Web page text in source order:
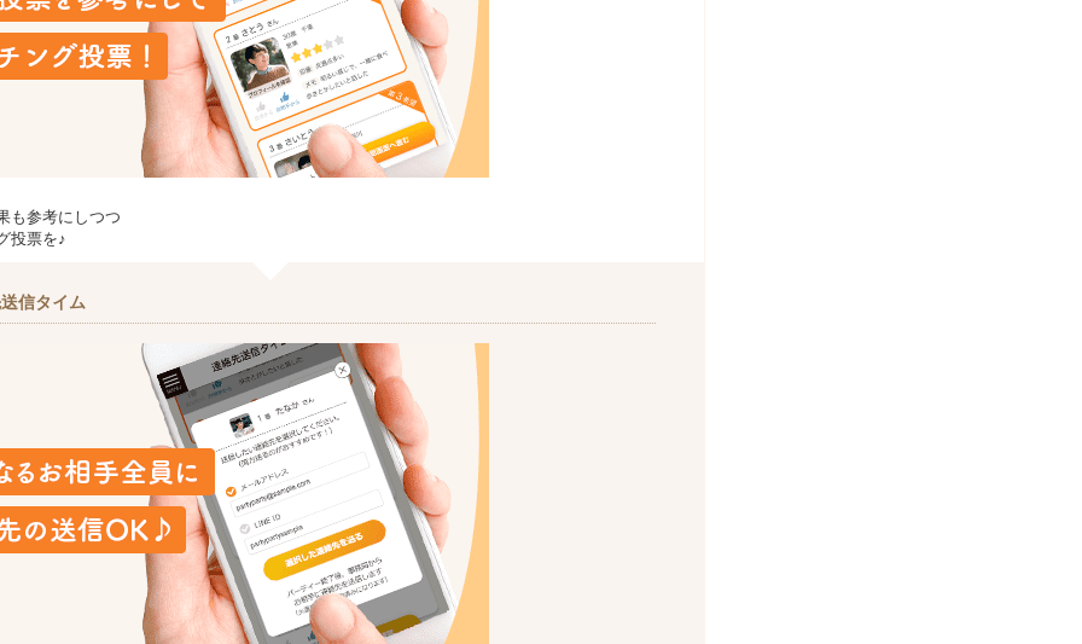
も参考にしつつ
投票を♪
信タイム